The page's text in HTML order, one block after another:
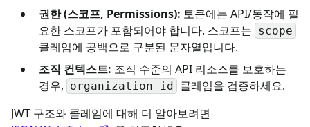
권한 (스코프, Permissions): 토큰에는 API/동작에 필
요한 스코프가 포함되어야 합니다. 스코프는 scope
클레임에 공백으로 구분된 문자열입니다.
조직 컨텍스트: 조직 수준의 API 리소스를 보호하는
경우, organization_id
클레임을 검증하세요.
JWT 구조와 클레임에 대해 더 알아보려면